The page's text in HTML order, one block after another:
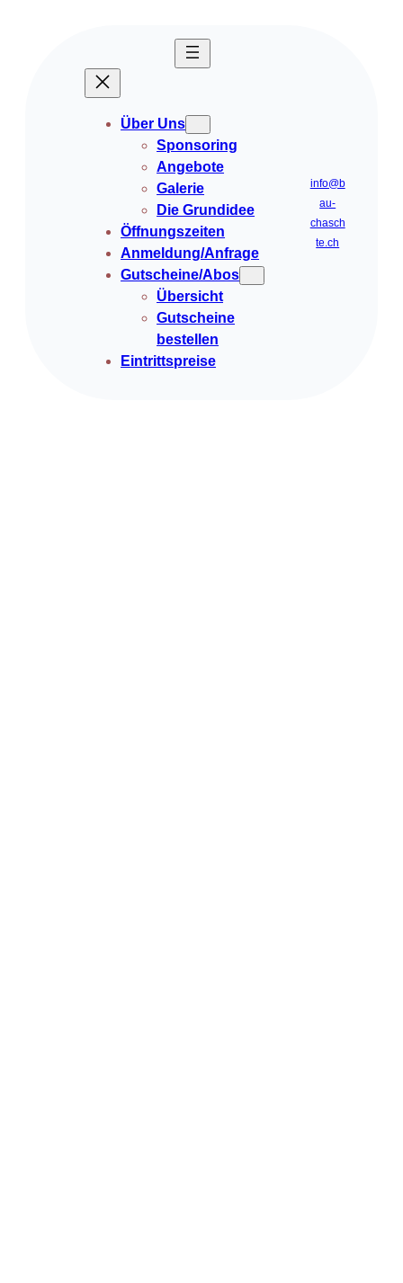
Über Uns
Sponsoring
Angebote
Galerie
Die Grundidee
Öffnungszeiten
Anmeldung/Anfrage
Gutscheine/Abos
Übersicht
Gutscheine
bestellen
Eintrittspreise
info@b
au-
chasch
te.ch